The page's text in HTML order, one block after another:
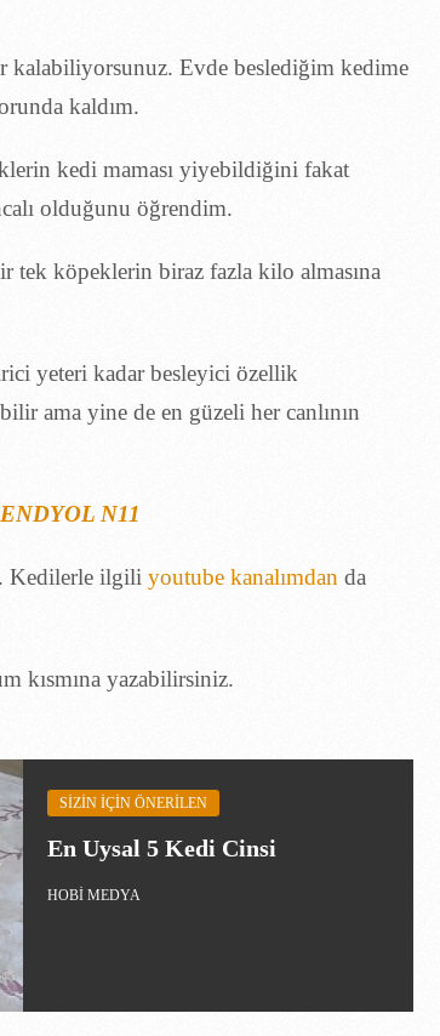
kalabiliyorsunuz. Evde beslediğim kedime
kaldım.
olduğunu öğrendim.
ama yine de en güzeli her canlının
SIZIN IÇIN ÖNERILEN
En Uysal 5 Kedi Cinsi
HOBI MEDYA